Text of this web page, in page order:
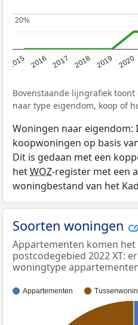
2015 2016 2017 2018 2019 2020
20%
20%
Bovenstaande lijngrafiek
naar type eigendom, koop of
Woningen naar
koopwoningen op basis
Dit is gedaan met een
hetWOZ-register met een
woningbestand van het
Soorten woningen
Appartementen komen
postcodegebied 2022 XT:
woningtype
Appartementen